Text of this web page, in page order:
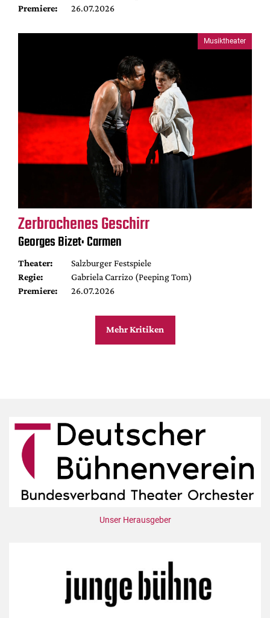
Premiere:
26.07.2026
Musiktheater
Zerbrochenes Geschirr
Georges Bizet: Carmen
Theater:
Salzburger Festspiele
Regie:
Gabriela Carrizo (Peeping Tom)
Premiere:
26.07.2026
Mehr Kritiken
Unser Herausgeber